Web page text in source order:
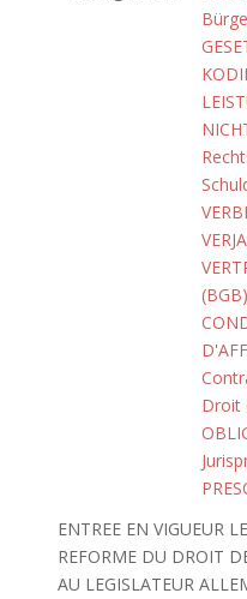
(BGB)
Droit
ENTREE EN VIGUEUR
REFORME DU DROIT
AU LEGISLATEUR